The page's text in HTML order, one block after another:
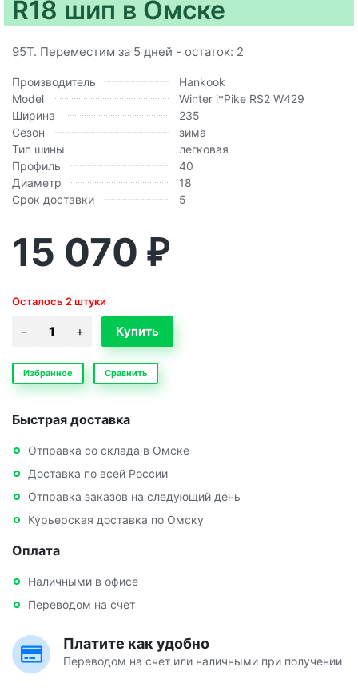
R18 шип в Омске
95T. Переместим за 5 дней - остаток: 2
Производитель
Hankook
Model
Winter i*Pike RS2 W429
Ширина
235
Сезон
зима
Тип шины
легковая
Профиль
40
Диаметр
18
Срок доставки
5
15 070 ₽
Осталось 2 штуки
Избранное Сравнить
Быстрая доставка
Отправка со склада в Омске
Доставка по всей России
Отправка заказов на следующий день
Курьерская доставка по Омску
Оплата
Наличными в офисе
Переводом на счет
Платите как удобно
Переводом на счет или наличными при получении